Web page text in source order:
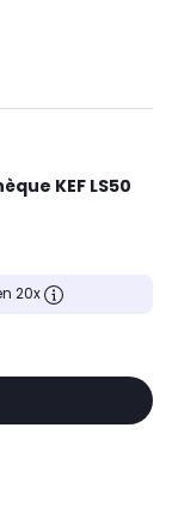
KEF LS50
20x